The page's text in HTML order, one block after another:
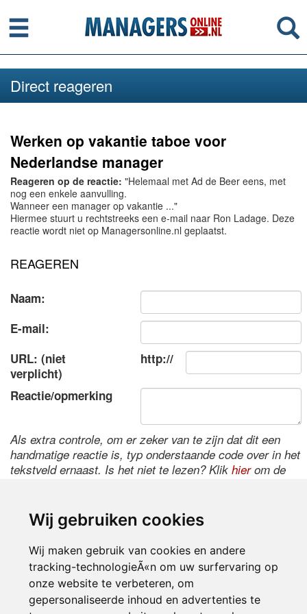
Wij gebruiken cookies
Wij maken gebruik van cookies en andere
tracking-technologieÃ«n om uw surfervaring op
onze website te verbeteren, om
gepersonaliseerde inhoud en advertenties te
Menu
Direct reageren
Werken op vakantie taboe voor
Nederlandse manager
Reageren op de reactie: "Helemaal met Ad de Beer eens, met
nog een enkele aanvulling.
Wanneer een manager op vakantie ..."
Hiermee stuurt u rechtstreeks een e-mail naar Ron Ladage. Deze
reactie wordt niet op Managersonline.nl geplaatst.
REAGEREN
Naam:
E-mail:
URL: (niet
verplicht)
http://
Reactie/opmerking
Als extra controle, om er zeker van te zijn dat dit een
handmatige reactie is, typ onderstaande code over in het
tekstveld ernaast. Is het niet te lezen? Klik hierom de